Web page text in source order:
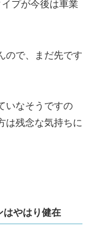
プが今後は車業
ので、まだ先です
いなそうですの
は残念な気持ちに
はやはり健在